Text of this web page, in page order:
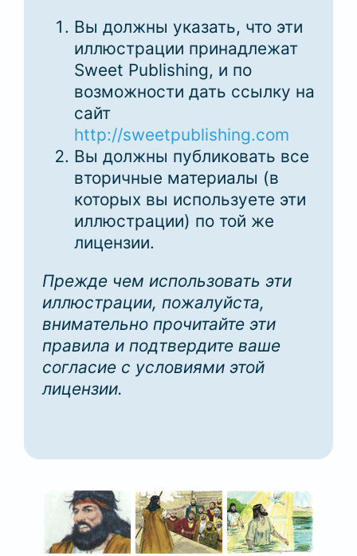
Вы должны указать, что эти
иллюстрации принадлежат
Sweet Publishing, и по
возможности дать ссылку на
сайт
http://sweetpublishing.com
Вы должны публиковать все
вторичные материалы (в
которых вы используете эти
иллюстрации) по той же
лицензии.
Прежде чем использовать эти
иллюстрации, пожалуйста,
внимательно прочитайте эти
правила и подтвердите ваше
согласие с условиями этой
лицензии.